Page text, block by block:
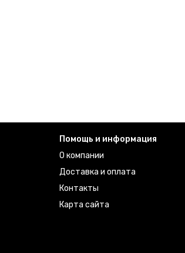
Помощь и информация
О компании
Доставка и оплата
Контакты
Карта сайта